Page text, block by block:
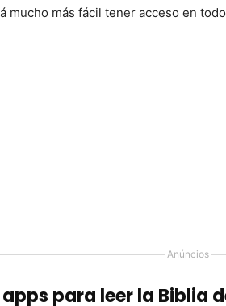
mucho más fácil tener acceso en
Anúncios
para leer la Biblia